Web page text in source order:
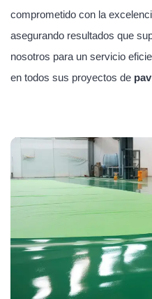
comprometido con la
asegurando resultados que
nosotros para un servicio
en todos sus proyectos de